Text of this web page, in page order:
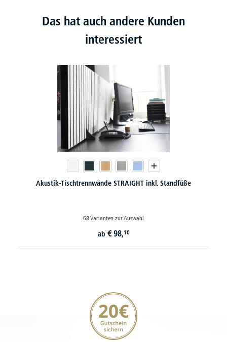
Das hat auch andere Kunden
interessiert
Akustik-Tischtrennwände STRAIGHT inkl. Standfüße
68 Varianten zur Auswahl
ab € 98,10
20€ Gutschein sichern